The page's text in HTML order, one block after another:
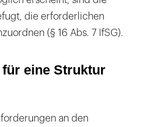
die erforderlichen
(§ 16 Abs. 7 IfSG).
eine Struktur
an den